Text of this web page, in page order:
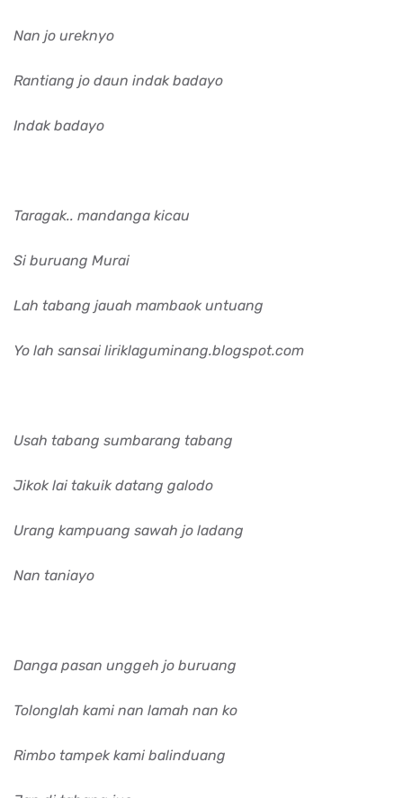
Nan jo ureknyo
Rantiang jo daun indak badayo
Indak badayo
Taragak.. mandanga kicau
Si buruang Murai
Lah tabang jauah mambaok untuang
Yo lah sansai liriklaguminang.blogspot.com
Usah tabang sumbarang tabang
Jikok lai takuik datang galodo
Urang kampuang sawah jo ladang
Nan taniayo
Danga pasan unggeh jo buruang
Tolonglah kami nan lamah nan ko
Rimbo tampek kami balinduang